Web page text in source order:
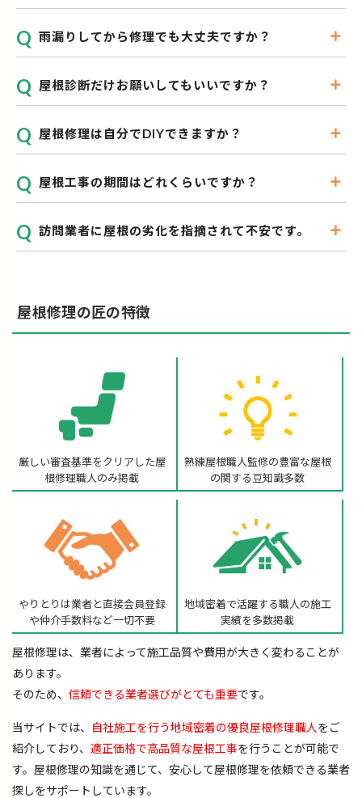
雨漏りしてから修理でも大丈夫ですか？
屋根診断だけお願いしてもいいですか？
屋根修理は自分でDIYできますか？
屋根工事の期間はどれくらいですか？
訪問業者に屋根の劣化を指摘されて不安です。
屋根修理の匠の特徴
厳しい審査基準をクリアした屋
根修理職人のみ掲載
熟練屋根職人監修の豊富な屋根
の関する豆知識多数
やりとりは業者と直接会員登録
や仲介手数料など一切不要
地域密着で活躍する職人の施工
実績を多数掲載
屋根修理は、業者によって施工品質や費用が大きく変わることが
あります。
そのため、 信頼できる業者選びがとても重要です。
当サイトでは、 自社施工を行う地域密着の優良屋根修理職人 をご
紹介しており、 適正価格で高品質な屋根工事を行うことが可能で
す。屋根修理の知識を通じて、安心して屋根修理を依頼できる業者
探しをサポートしています。